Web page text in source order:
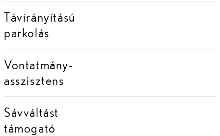
Távirányítású
parkolás
Vontatmány-
asszisztens
Sávváltást
támogató